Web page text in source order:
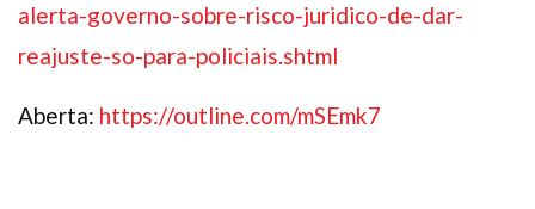
alerta-governo-sobre-risco-juridico-de-dar-
reajuste-so-para-policiais.shtml
Aberta: https://outline.com/mSEmk7